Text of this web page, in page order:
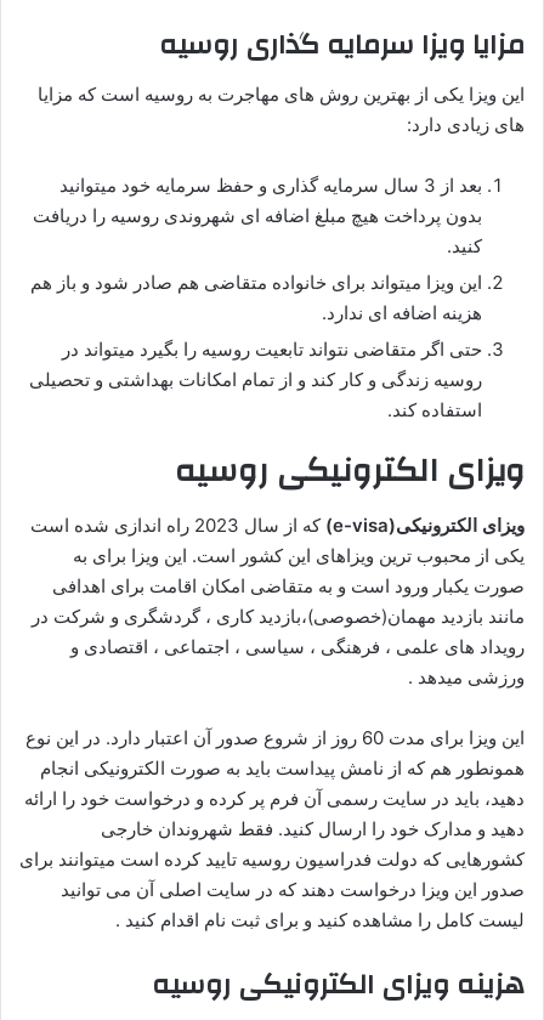
مزایا ویزا سرمایه گذاری روسیه
این ویزا یکی از بهترین روش های مهاجرت به روسیه است که مزایا
های زیادی دارد:
بعد از 3 سال سرمایه گذاری و حفظ سرمایه خود میتوانید
بدون پرداخت هیچ مبلغ اضافه ای شهروندی روسیه را دریافت
کنید.
این ویزا میتواند برای خانواده متقاضی هم صادر شود و باز هم
هزینه اضافه ای ندارد.
حتی اگر متقاضی نتواند تابعیت روسیه را بگیرد میتواند در
روسیه زندگی و کار کند و از تمام امکانات بهداشتی و تحصیلی
استفاده کند.
ویزای الکترونیکی روسیه
ویزای الکترونیکی(e-visa
)
که از سال 2023 راه اندازی شده است
یکی از محبوب ترین ویزاهای این کشور است. این ویزا برای به
صورت یکبار ورود است و به متقاضی امکان اقامت برای اهدافی
مانند بازدید مهمان(خصوصی)،بازدید کاری ، گردشگری و شرکت در
رویداد های علمی ، فرهنگی ، سیاسی ، اجتماعی ، اقتصادی و
ورزشی میدهد .
این ویزا برای مدت 60 روز از شروع صدور آن اعتبار دارد. در این نوع
همونطور هم که از نامش پیداست باید به صورت الکترونیکی انجام
دهید، باید در سایت رسمی آن فرم پر کرده و درخواست خود را ارائه
دهید و مدارک خود را ارسال کنید. فقط شهروندان خارجی
کشورهایی که دولت فدراسیون روسیه تایید کرده است میتوانند برای
صدور این ویزا درخواست دهند که در سایت اصلی آن می توانید
لیست کامل را مشاهده کنید و برای ثبت نام اقدام کنید .
هزینه ویزای الکترونیکی روسیه